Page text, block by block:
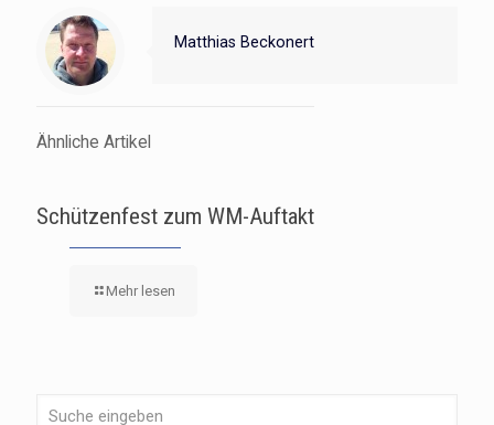
Matthias Beckonert
Ähnliche Artikel
Schützenfest zum WM-Auftakt
Mehr lesen